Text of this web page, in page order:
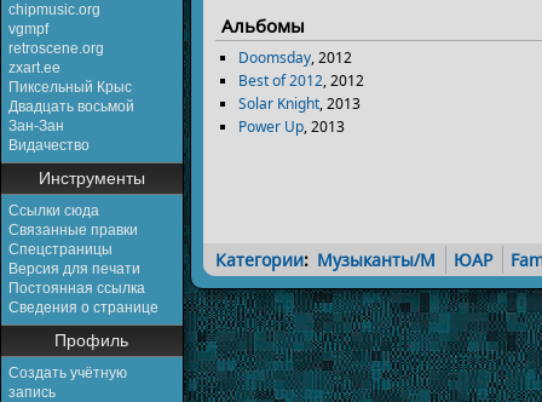
chipmusic.org
vgmpf
retroscene.org
zxart.ee
Пиксельный Крыс
Двадцать восьмой
Зан-Зан
Видачество
Инструменты
Ссылки сюда
Связанные правки
Спецстраницы
Версия для печати
Постоянная ссылка
Сведения о странице
Профиль
Создать учётную
запись
Альбомы
Doomsday, 2012
Best of 2012, 2012
Solar Knight, 2013
Power Up, 2013
Категории: Музыканты/M ЮАР